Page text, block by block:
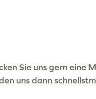
Sie uns gern eine
uns dann